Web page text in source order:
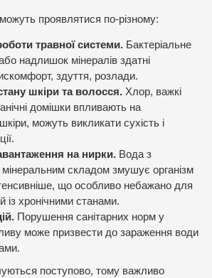
проявлятися по-різному:
травної системи. Бактеріальне
надлишок мінералів здатні
здуття, розлади.
шкіри та волосся. Хлор, важкі
домішки впливають на
можуть викликати сухість і
на нирки. Вода з
мінеральним складом змушує організм
що особливо небажано для
із хронічними станами.
Порушення санітарних норм у
може призвести до зараження води
поступово, тому важливо